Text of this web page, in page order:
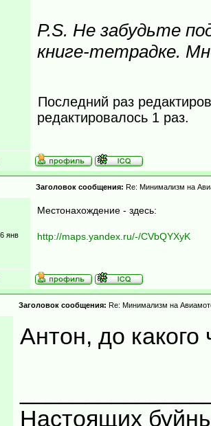
P.S. Не забудьте
книге-тетрадке.
Последний раз
редактировалось 1 раз.
Заголовок сообщения: Re: Минимализм на
янв
Местонахождение - здесь:
http://maps.yandex.ru/-/CVbQYXyK
Заголовок сообщения: Re: Минимализм на
Антон, до
Настоящих